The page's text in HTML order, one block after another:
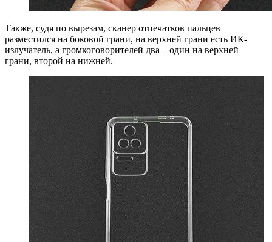
Также, судя по вырезам, сканер отпечатков пальцев
разместился на боковой грани, на верхней грани есть ИК-
излучатель, а громкоговорителей два – один на верхней
грани, второй на нижней.